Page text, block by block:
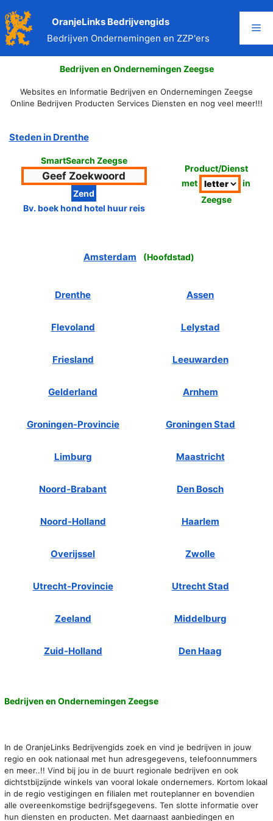
naar
de
inhoud
OranjeLinks Bedrijvengids
Bedrijven Ondernemingen en ZZP'ers
Bedrijven en Ondernemingen Zeegse
Websites en Informatie Bedrijven en Ondernemingen Zeegse
Online Bedrijven Producten Services Diensten en nog veel meer!!!
Steden in Drenthe
SmartSearch Zeegse
Bv. boek hond hotel huur reis
Product/Dienst
met
in
Zeegse
Amsterdam (Hoofdstad)
Drenthe Assen
Flevoland Lelystad
Friesland Leeuwarden
Gelderland Arnhem
Groningen-Provincie Groningen Stad
Limburg Maastricht
Noord-Brabant Den Bosch
Noord-Holland Haarlem
Overijssel Zwolle
Utrecht-Provincie Utrecht Stad
Zeeland Middelburg
Zuid-Holland Den Haag
Bedrijven en Ondernemingen Zeegse
In de OranjeLinks Bedrijvengids zoek en vind je bedrijven in jouw
regio en ook nationaal met hun adresgegevens, telefoonnummers
en meer..!! Vind bij jou in de buurt regionale bedrijven en ook
dichtstbijzijnde winkels van vooral lokale ondernemers. Kortom lokaal
in de regio vestigingen en filialen met routeplanner en bovendien
alle overeenkomstige bedrijfsgegevens. Ten slotte informatie over
hun diensten en producten. Met daarnaast aanbiedingen en